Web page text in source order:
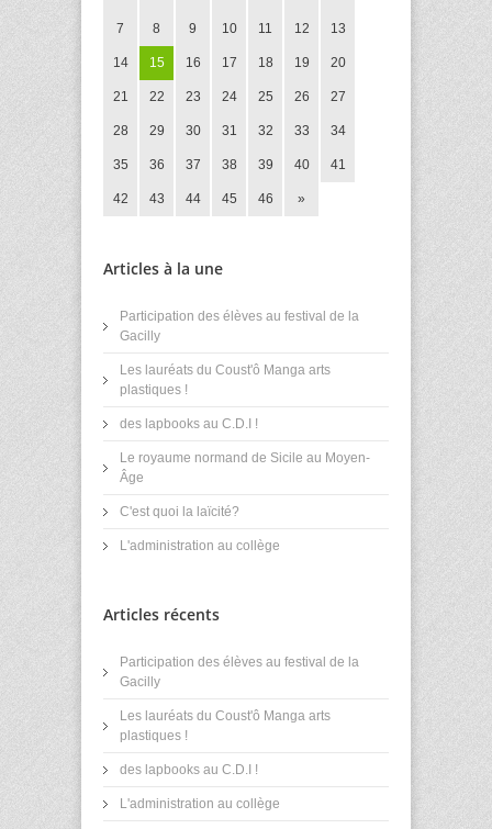
7 8 9 10 11 12 13
14 15 16 17 18 19 20
21 22 23 24 25 26 27
28 29 30 31 32 33 34
35 36 37 38 39 40 41
42 43 44 45 46 »
Articles à la une
Participation des élèves au festival de la
Gacilly
Les lauréats du Coust'ô Manga arts
plastiques !
des lapbooks au C.D.I !
Le royaume normand de Sicile au Moyen-
Âge
C'est quoi la laïcité?
L'administration au collège
Articles récents
Participation des élèves au festival de la
Gacilly
Les lauréats du Coust'ô Manga arts
plastiques !
des lapbooks au C.D.I !
L'administration au collège